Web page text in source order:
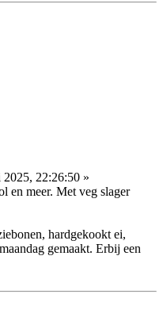
2025, 22:26:50 »
en meer. Met veg slager
hardgekookt ei,
gemaakt. Erbij een